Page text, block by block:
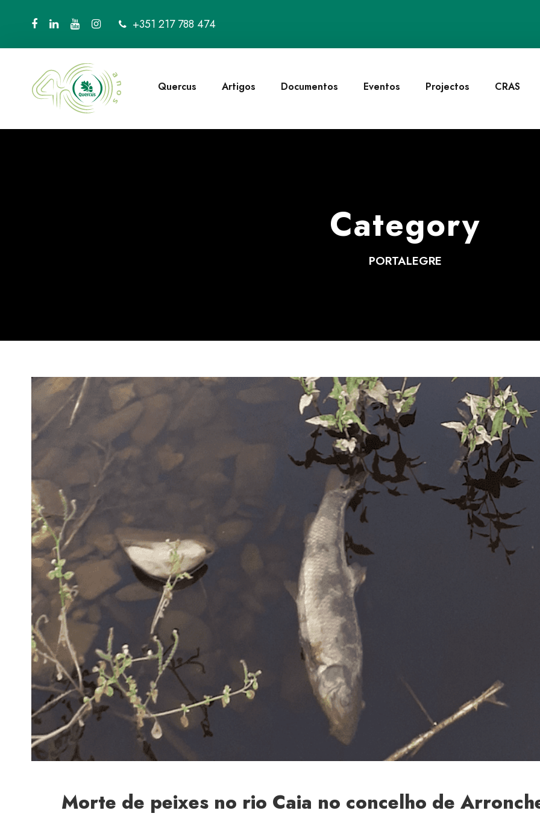
+351 217 788 474
Quercus Artigos Documentos Eventos Projectos CRAS
Category
PORTALEGRE
Morte de peixes no rio Caia no concelho de